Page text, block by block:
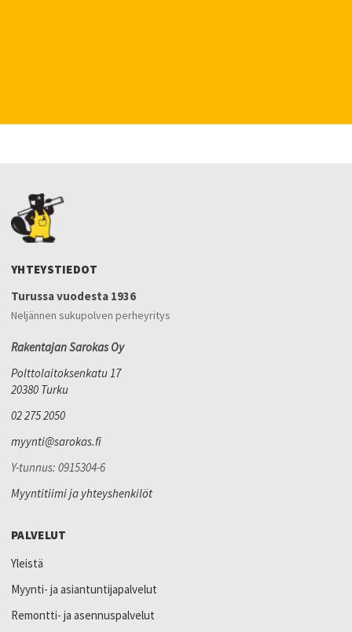
YHTEYSTIEDOT
Turussa vuodesta 1936
Neljännen sukupolven perheyritys
Rakentajan Sarokas Oy
Polttolaitoksenkatu 17
20380 Turku
02 275 2050
myynti@sarokas.fi
Y-tunnus: 0915304-6
Myyntitiimi ja yhteyshenkilöt
PALVELUT
Yleistä
Myynti- ja asiantuntijapalvelut
Remontti- ja asennuspalvelut